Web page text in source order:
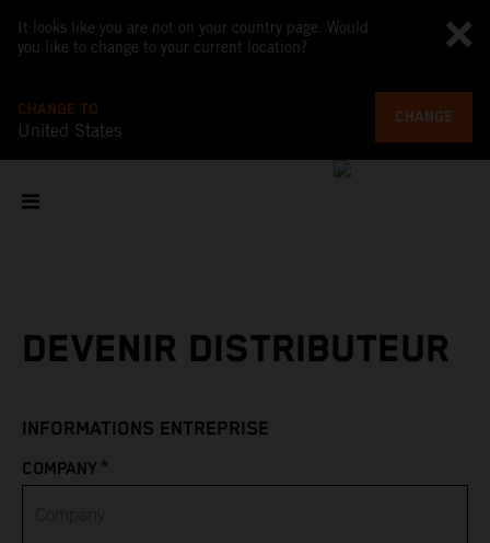
It looks like you are not on your country page. Would
you like to change to your current location?
CHANGE TO
United States
CHANGE
DEVENIR DISTRIBUTEUR
INFORMATIONS ENTREPRISE
COMPANY *